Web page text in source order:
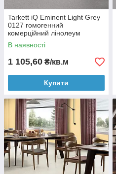
Tarkett iQ Eminent Light Grey
0127 гомогенний
комерційний лінолеум
В наявності
1 105,60 ₴/кв.м
Купити